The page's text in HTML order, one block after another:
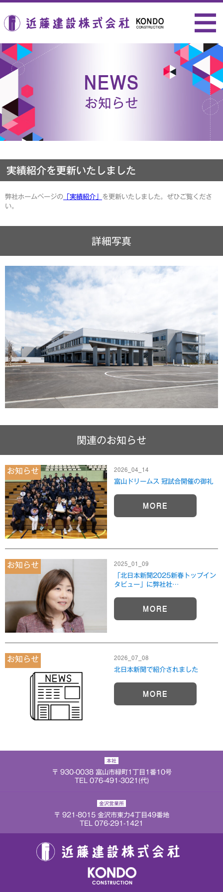
NEWS
お知らせ
実績紹介を更新いたしました
弊社ホームページの 「実績紹介」 を更新いたしました。ぜひご覧くださ
い。
詳細写真
関連のお知らせ
お知らせ 2026_04_14
富山ドリームス 冠試合開催の御礼
MORE
お知らせ 2025_01_09
「北日本新聞2025新春トップイン
タビュー」に弊社社…
MORE
お知らせ 2026_07_08
北日本新聞で紹介されました
MORE
本社
〒 930-0038 富山市緑町1丁目1番10号
TEL 076-491-3021(代)
金沢営業所
〒 921-8015 金沢市東力4丁目49番地
TEL 076-291-1421